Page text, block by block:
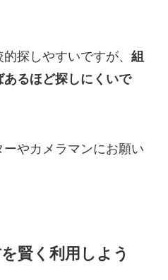
探しやすいですが、 組
るほど探しにくいで
やカメラマンにお願い
賢く利用しよう